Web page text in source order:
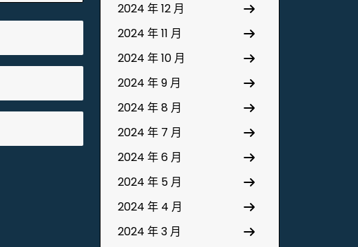
2024 年 12 月
2024 年 11 月
2024 年 10 月
2024 年 9 月
2024 年 8 月
2024 年 7 月
2024 年 6 月
2024 年 5 月
2024 年 4 月
2024 年 3 月